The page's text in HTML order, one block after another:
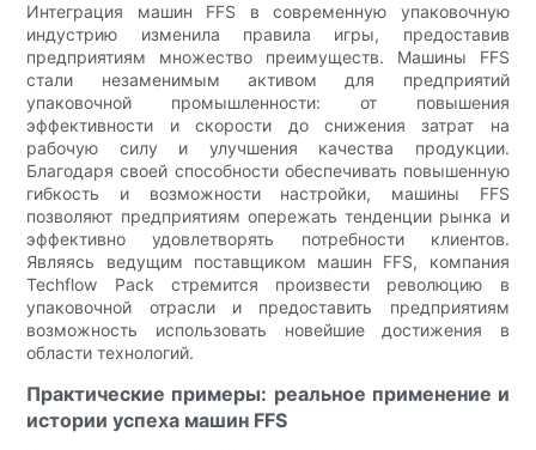
Интеграция машин FFS в современную упаковочную
индустрию изменила правила игры, предоставив
предприятиям множество преимуществ. Машины FFS
стали незаменимым активом для предприятий
упаковочной промышленности: от повышения
эффективности и скорости до снижения затрат на
рабочую силу и улучшения качества продукции.
Благодаря своей способности обеспечивать повышенную
гибкость и возможности настройки, машины FFS
позволяют предприятиям опережать тенденции рынка и
эффективно удовлетворять потребности клиентов.
Являясь ведущим поставщиком машин FFS, компания
Techflow Pack стремится произвести революцию в
упаковочной отрасли и предоставить предприятиям
возможность использовать новейшие достижения в
области технологий.
Практические примеры: реальное применение и
истории успеха машин FFS